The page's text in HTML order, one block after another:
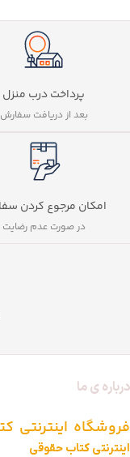
پرداخت درب منزل
بعد از دریافت سفارش
امکان مرجوع کردن
در صورت عدم رضایت
درباره ی ما
فروشگاه اینترنتی
اینترنتی کتاب حقوقی